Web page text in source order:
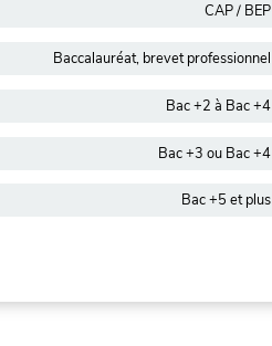
CAP / BEP
Baccalauréat, brevet professionnel
Bac +2 à Bac +4
Bac +3 ou Bac +4
Bac +5 et plus